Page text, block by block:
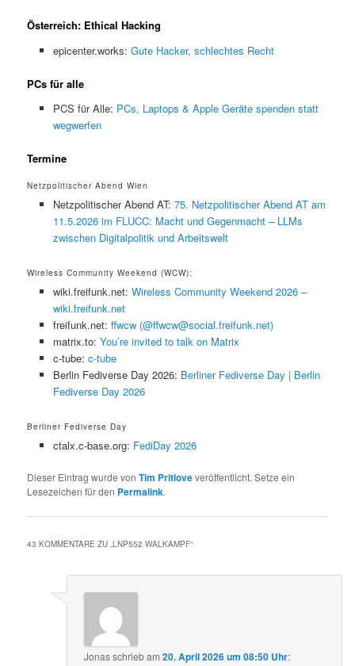
Österreich: Ethical Hacking
epicenter.works: Gute Hacker, schlechtes Recht
PCs für alle
PCS für Alle: PCs, Laptops & Apple Geräte spenden statt
wegwerfen
Termine
Netzpolitischer Abend Wien
Netzpolitischer Abend AT: 75. Netzpolitischer Abend AT am
11.5.2026 im FLUCC: Macht und Gegenmacht – LLMs
zwischen Digitalpolitik und Arbeitswelt
Wireless Community Weekend (WCW):
wiki.freifunk.net: Wireless Community Weekend 2026 –
wiki.freifunk.net
freifunk.net: ffwcw (@ffwcw@social.freifunk.net)
matrix.to: You’re invited to talk on Matrix
c-tube: c-tube
Berlin Fediverse Day 2026: Berliner Fediverse Day | Berlin
Fediverse Day 2026
Berliner Fediverse Day
ctalx.c-base.org: FediDay 2026
Dieser Eintrag wurde vonTim Pritloveveröffentlicht. Setze ein
Lesezeichen für den Permalink.
43 KOMMENTARE ZU „LNP552 WALKAMPF“
Jonasschriebam20. April 2026 um 08:50 Uhr: